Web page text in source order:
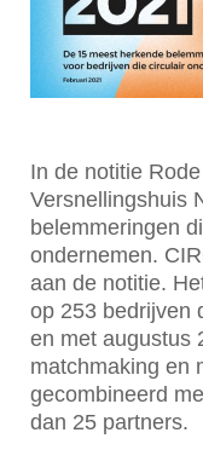
In de notitie
Versnellingshuis
belemmeringen
ondernemen.
aan de notitie.
op 253 bedrijven
en met augustus
matchmaking en
gecombineerd
dan 25 partners.